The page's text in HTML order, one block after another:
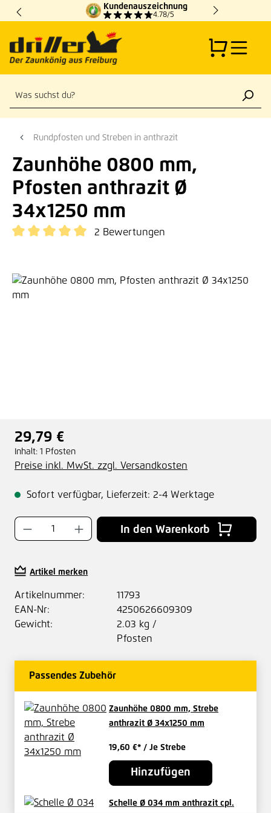
Zum Hauptinhalt springen
Kundenauszeichnung
4.78/5
Rundpfosten und Streben in anthrazit
Zaunhöhe 0800 mm,
Pfosten anthrazit Ø
34x1250 mm
2 Bewertungen
Bildergalerie überspringen
Regulärer Preis:
29,79 €
Inhalt: 1 Pfosten
Preise inkl. MwSt. zzgl. Versandkosten
Sofort verfügbar, Lieferzeit: 2-4 Werktage
Produkt Anzahl: Gib den gewünschten
In den Warenkorb
Artikel merken
Artikelnummer:
11793
EAN-Nr:
4250626609309
Gewicht:
2.03 kg /
Pfosten
Passendes Zubehör
Zaunhöhe 0800 mm, Strebe
anthrazit Ø 34x1250 mm
19,60 €* / Je Strebe
Hinzufügen
Schelle Ø 034 mm anthrazit cpl.